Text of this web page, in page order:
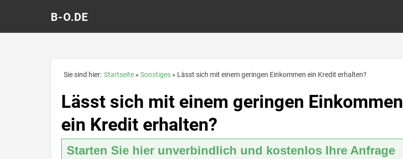
B-O.DE
Sie sind hier: Startseite Sonstiges Lässt sich mit einem geringen Einkommen ein Kredit erhalten?
Lässt sich mit einem geringen Einkommen
ein Kredit erhalten?
Starten Sie hier unverbindlich und kostenlos Ihre Anfrage